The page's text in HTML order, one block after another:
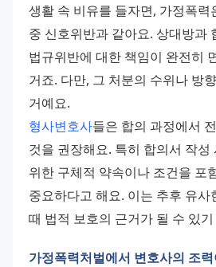
생활 속 비유를 들자면, 가정폭력
중 신호위반과 같아요. 상대방과
법규위반에 대한 책임이 완전히
거죠. 다만, 그 처분의 수위나 방
거예요.
형사변호사들은 합의 과정에서
것을 권장해요. 특히 합의서 작성
위한 구체적 약속이나 조건을 포
중요하다고 해요. 이는 추후 유사
때 법적 보호의 근거가 될 수 있
가정폭력처벌에서 변호사의 조